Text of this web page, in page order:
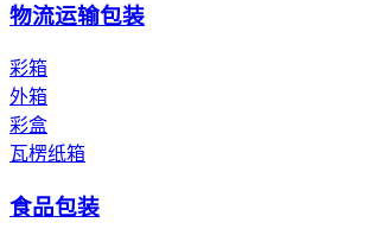
物流运输包装
彩箱
外箱
彩盒
瓦楞纸箱
食品包装